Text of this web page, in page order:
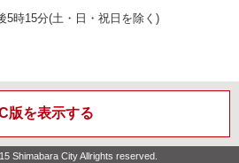
時15分(土・日・祝日を除く)
版を表示する
Shimabara City Allrights reserved.